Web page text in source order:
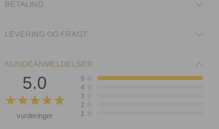
BETALING
LEVERING OG FRAGT
KUNDEANMELDELSER
5.0
vurderinger
5 ☆
4 ☆
3 ☆
2 ☆
1 ☆